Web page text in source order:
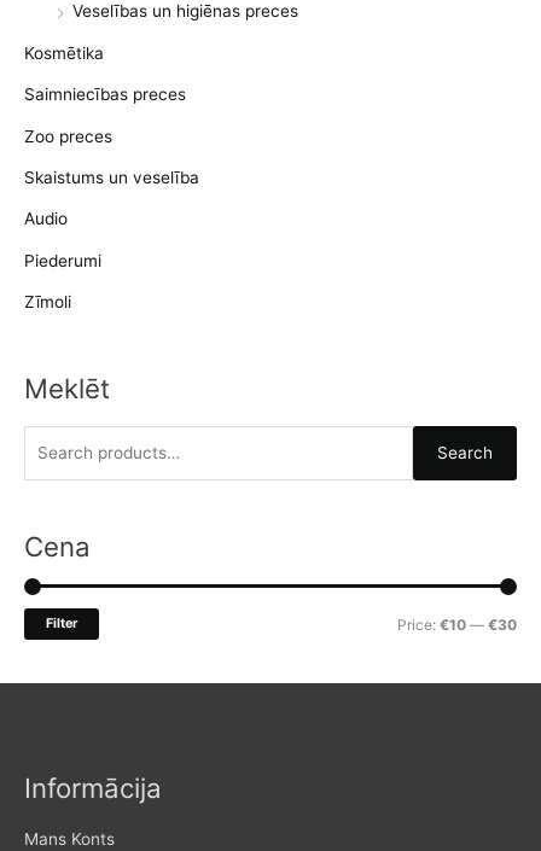
Veselības un higiēnas preces
Kosmētika
Saimniecības preces
Zoo preces
Skaistums un veselība
Audio
Piederumi
Zīmoli
Meklēt
r
f
Search
Cena
MM
Filter Price: €10 — €30
Informācija
Mans Konts